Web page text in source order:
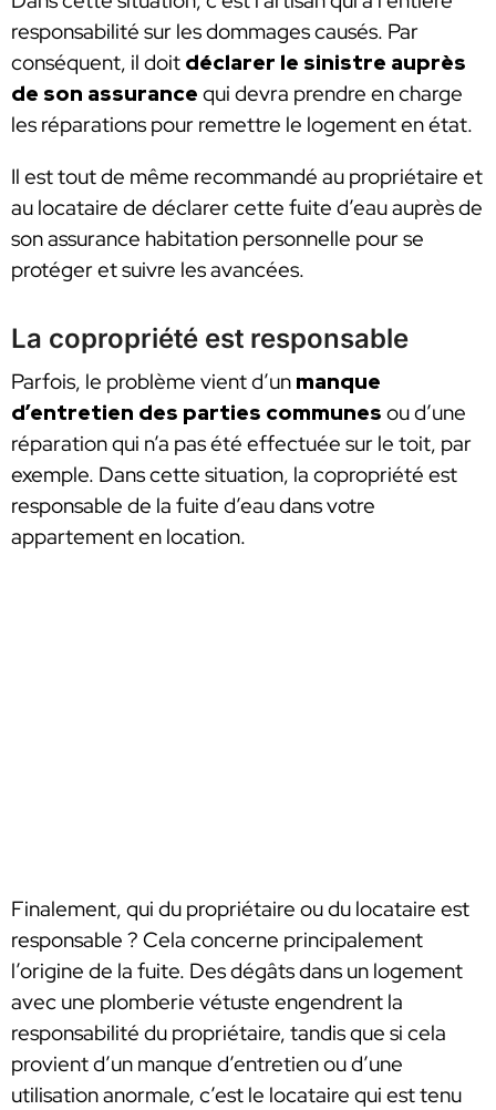
responsabilité sur les dommages causés. Par
conséquent, il doit déclarer le sinistre auprès
de son assurance qui devra prendre en charge
les réparations pour remettre le logement en état.
Il est tout de même recommandé au propriétaire et
au locataire de déclarer cette fuite d’eau auprès de
son assurance habitation personnelle pour se
protéger et suivre les avancées.
La copropriété est responsable
Parfois, le problème vient d’un manque
d’entretien des parties communes ou d’une
réparation qui n’a pas été effectuée sur le toit, par
exemple. Dans cette situation, la copropriété est
responsable de la fuite d’eau dans votre
appartement en location.
Finalement, qui du propriétaire ou du locataire est
responsable ? Cela concerne principalement
l’origine de la fuite. Des dégâts dans un logement
avec une plomberie vétuste engendrent la
responsabilité du propriétaire, tandis que si cela
provient d’un manque d’entretien ou d’une
utilisation anormale, c’est le locataire qui est tenu